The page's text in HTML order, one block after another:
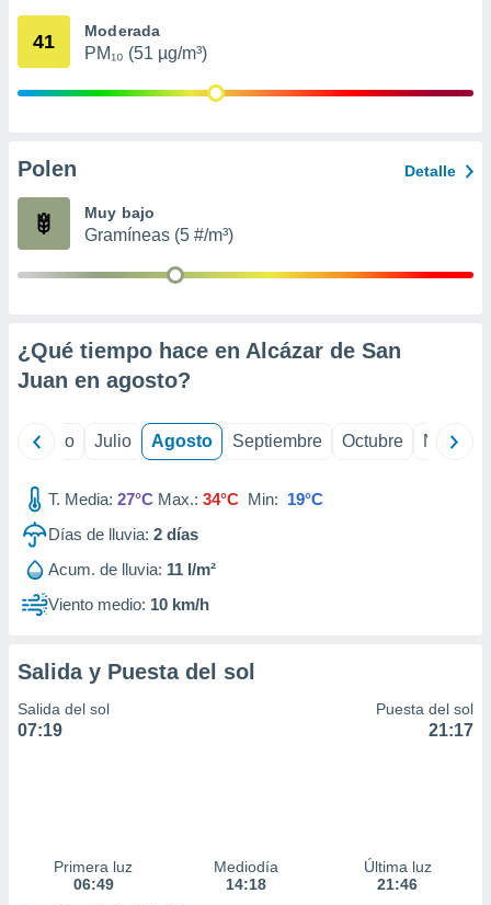
mediante
publicidad
de
41 Moderada
PM₁₀ (51 µg/m³)
Polen Detalle
Muy bajo
Gramíneas (5 #/m³)
¿Qué tiempo hace en Alcázar de San
Juan en agosto?
Junio Julio Agosto Septiembre Octubre
T. Media: 27°C Max.: 34°C Min: 19°C
Días de lluvia: 2 días
Acum. de lluvia: 11 l/m²
Viento medio: 10 km/h
Salida y Puesta del sol
Salida del sol
07:19
Puesta del sol
21:17
Primera luz
06:49
Mediodía
14:18
Última luz
21:46